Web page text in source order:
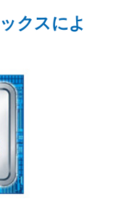
クスによ